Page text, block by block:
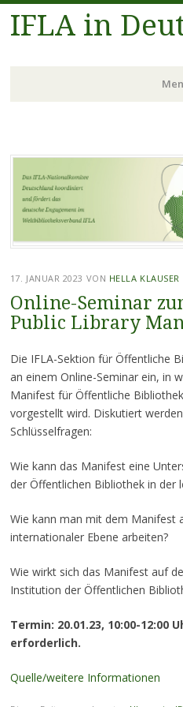
IFLA in
springen
17. JANUAR 2023 VON HELLA KLAUSER
Online-Seminar
Public Library
Die IFLA-Sektion für Öffentliche
an einem Online-Seminar ein, in
Manifest für Öffentliche
vorgestellt wird. Diskutiert
Schlüsselfragen:
Wie kann das Manifest eine
der Öffentlichen Bibliothek in der
Wie kann man mit dem Manifest
internationaler Ebene arbeiten?
Wie wirkt sich das Manifest auf
Institution der Öffentlichen
Termin: 20.01.23, 10:00-12:00
erforderlich.
Quelle/weitere Informationen